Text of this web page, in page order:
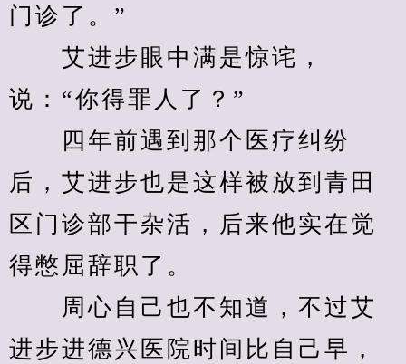
门诊了。”
艾进步眼中满是惊诧，
说：“你得罪人了？”
四年前遇到那个医疗纠纷
后，艾进步也是这样被放到青田
区门诊部干杂活，后来他实在觉
得憋屈辞职了。
周心自己也不知道，不过艾
进步进德兴医院时间比自己早，